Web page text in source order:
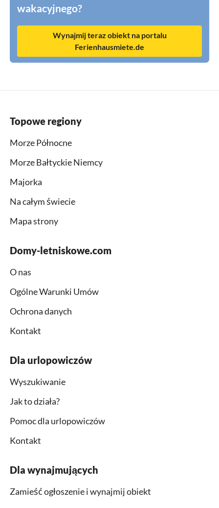
wakacyjnego?
Wynajmij teraz obiekt na portalu
Ferienhausmiete.de
Topowe regiony
Morze Północne
Morze Bałtyckie Niemcy
Majorka
Na całym świecie
Mapa strony
Domy-letniskowe.com
O nas
Ogólne Warunki Umów
Ochrona danych
Kontakt
Dla urlopowiczów
Wyszukiwanie
Jak to działa?
Pomoc dla urlopowiczów
Kontakt
Dla wynajmujących
Zamieść ogłoszenie i wynajmij obiekt